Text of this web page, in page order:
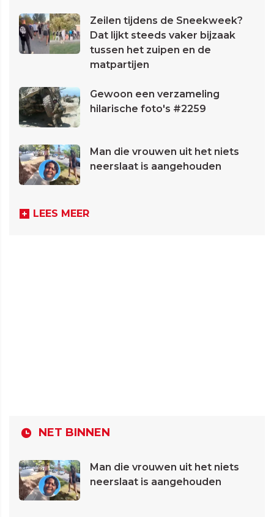
Zeilen tijdens de Sneekweek?
Dat lijkt steeds vaker bijzaak
tussen het zuipen en de
matpartijen
Gewoon een verzameling
hilarische foto's #2259
Man die vrouwen uit het niets
neerslaat is aangehouden
LEES MEER
NET BINNEN
Man die vrouwen uit het niets
neerslaat is aangehouden